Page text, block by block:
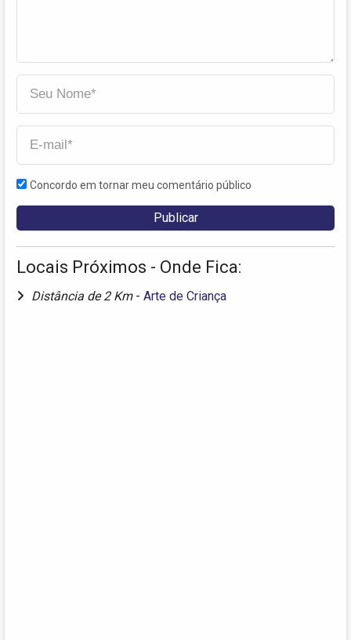
Concordo em tornar meu comentário público
Locais Próximos - Onde Fica:
Distância de 2 Km - Arte de Criança